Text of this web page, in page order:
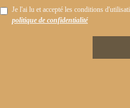
Je l'ai lu et accepté les conditions
politique de confidentialité